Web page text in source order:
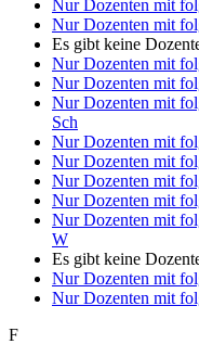
Nur Dozenten mit
Nur Dozenten mit
Es gibt keine
Nur Dozenten mit
Nur Dozenten mit
Nur Dozenten mit
Sch
Nur Dozenten mit
Nur Dozenten mit
Nur Dozenten mit
Nur Dozenten mit
Nur Dozenten mit
W
Es gibt keine
Nur Dozenten mit
Nur Dozenten mit
F